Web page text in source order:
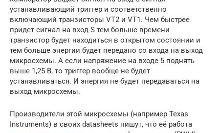
устанавливающий триггер и соответственно
включающий транзисторы VT2 и VT1. Чем быстрее
придет сигнал на вход S тем больше времени
транзистор будет находиться в открытом состоянии и
тем больше энергии будет передано со входа на выход
микросхемы. А если напряжение на входе 5 поднять
выше 1,25 В, то триггер вообще не будет
устанавливаться. И энергия не будет передаваться на
выход микросхемы.
Производители этой микросхемы (например Texas
Instruments) в своих datasheets пишут, что её работа